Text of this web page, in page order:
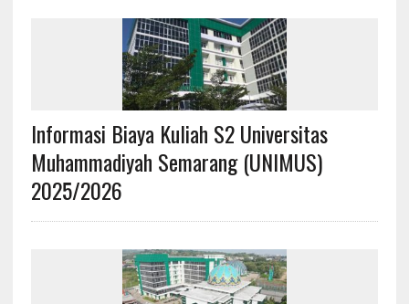
Informasi Biaya Kuliah S2 Universitas
Muhammadiyah Semarang (UNIMUS)
2025/2026